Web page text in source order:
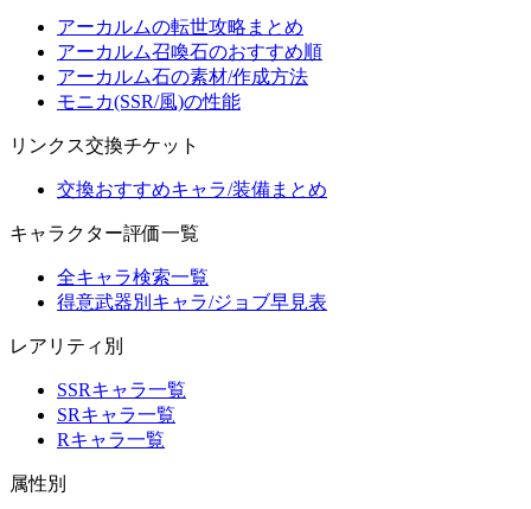
アーカルムの転世攻略まとめ
アーカルム召喚石のおすすめ順
アーカルム石の素材/作成方法
モニカ(SSR/風)の性能
リンクス交換チケット
交換おすすめキャラ/装備まとめ
キャラクター評価一覧
全キャラ検索一覧
得意武器別キャラ/ジョブ早見表
レアリティ別
SSRキャラ一覧
SRキャラ一覧
Rキャラ一覧
属性別